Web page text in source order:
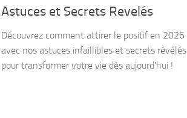
Astuces et Secrets Revelés
Découvrez comment attirer le positif en 2026
avec nos astuces infaillibles et secrets révélés
pour transformer votre vie dès aujourd’hui !